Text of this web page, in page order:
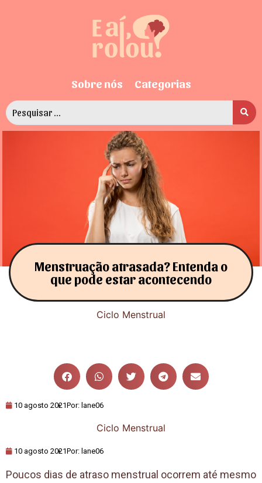
Sobre nós Categorias
Menstruação atrasada? Entenda o
que pode estar acontecendo
Ciclo Menstrual
10 agosto 2021Por: lane06
Ciclo Menstrual
10 agosto 2021Por: lane06
Poucos dias de atraso menstrual ocorrem até mesmo